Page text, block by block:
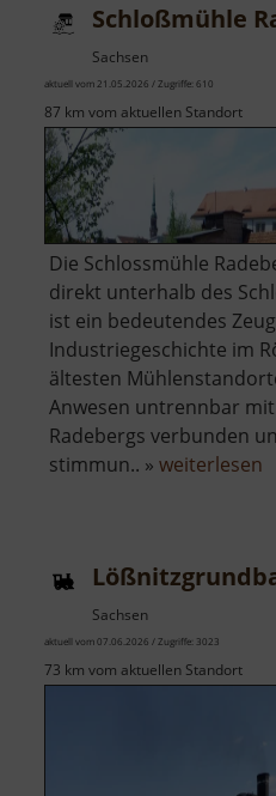
Schloßmühle
Sachsen
aktuell vom 21.05.2026 / Zugriffe: 610
87 km vom aktuellen Standort
Die Schlossmühle
direkt unterhalb des
ist ein bedeutendes
Industriegeschichte im
ältesten
Anwesen untrennbar
Radebergs verbunden
stimmun.. » weiterlesen
Sachsen
aktuell vom 07.06.2026 / Zugriffe: 3023
73 km vom aktuellen Standort